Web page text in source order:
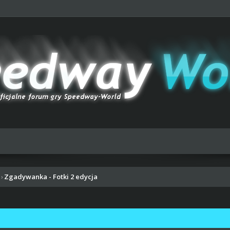
› Zgadywanka - Fotki 2 edycja